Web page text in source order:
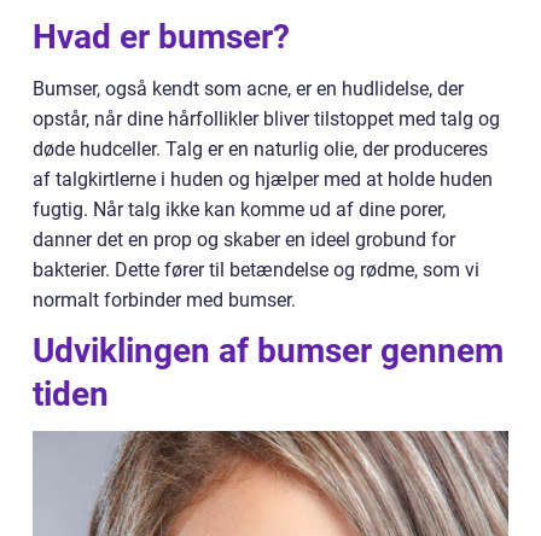
Hvad er bumser?
Bumser, også kendt som acne, er en hudlidelse, der
opstår, når dine hårfollikler bliver tilstoppet med talg og
døde hudceller. Talg er en naturlig olie, der produceres
af talgkirtlerne i huden og hjælper med at holde huden
fugtig. Når talg ikke kan komme ud af dine porer,
danner det en prop og skaber en ideel grobund for
bakterier. Dette fører til betændelse og rødme, som vi
normalt forbinder med bumser.
Udviklingen af bumser gennem
tiden